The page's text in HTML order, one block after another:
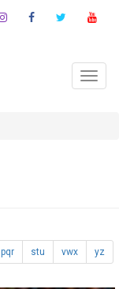
pqr stu vwx yz